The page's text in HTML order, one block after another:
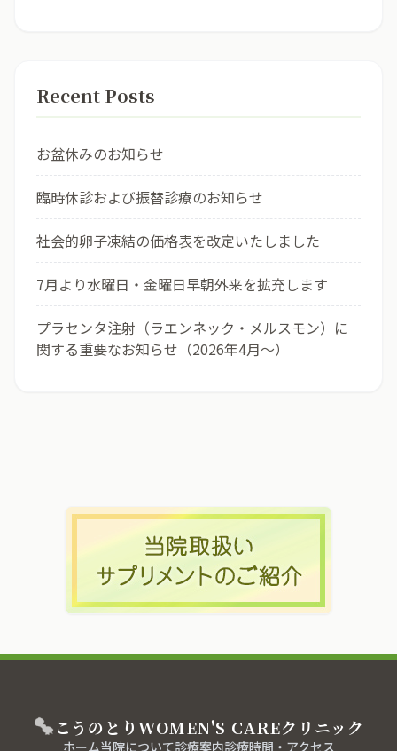
Recent Posts
お盆休みのお知らせ
臨時休診および振替診療のお知らせ
社会的卵子凍結の価格表を改定いたしました
7月より水曜日・金曜日早朝外来を拡充します
プラセンタ注射（ラエンネック・メルスモン）に
関する重要なお知らせ（2026年4月〜）
こうのとりWOMEN'S CAREクリニック
ホーム当院について診療案内診療時間・アクセス